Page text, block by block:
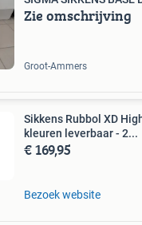
Zie omschrijving
Groot-Ammers
Sikkens Rubbol XD
kleuren leverbaar - 2...
€ 169,95
Bezoek website